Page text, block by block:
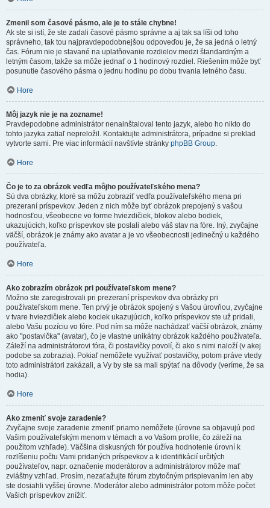
Zmenil som časové pásmo, ale je to stále chybne!
Ak ste si istí, že ste zadali časové pásmo správne a aj tak sa líši od toho
správneho, tak tou najpravdepodobnejšou odpoveďou je, že sa jedná o letný
čas. Fórum nie je stavané na uplatňovanie rozdielov medzi štandardným a
letným časom, takže sa môže jednať o 1 hodinový rozdiel. Riešením môže byť
posunutie časového pásma o jednu hodinu po dobu trvania letného času.
Hore
Môj jazyk nie je na zozname!
Pravdepodobne administrátor nenainštaloval tento jazyk, alebo ho nikto do
tohto jazyka zatiaľ nepreložil. Kontaktujte administrátora, prípadne si preklad
vytvorte sami. Pre viac informácií navštívte stránky phpBB Group.
Hore
Čo je to za obrázok vedľa môjho používateľského mena?
Sú dva obrázky, ktoré sa môžu zobraziť vedľa používateľského mena pri
prezeraní príspevkov. Jeden z nich môže byť obrázok prepojený s vašou
hodnosťou, všeobecne vo forme hviezdičiek, blokov alebo bodiek,
ukazujúcich, koľko príspevkov ste poslali alebo váš stav na fóre. Iný, zvyčajne
väčší, obrázok je známy ako avatar a je vo všeobecnosti jedinečný u každého
používateľa.
Hore
Ako zobrazím obrázok pri používateľskom mene?
Možno ste zaregistrovali pri prezeraní príspevkov dva obrázky pri
používateľskom mene. Ten prvý je obrázok spojený s Vašou úrovňou, zvyčajne
v tvare hviezdičiek alebo kociek ukazujúcich, koľko príspevkov ste už pridali,
alebo Vašu pozíciu vo fóre. Pod ním sa môže nachádzať väčší obrázok, známy
ako "postavička" (avatar), čo je vlastne unikátny obrázok každého používateľa.
Záleží na administrátorovi fóra, či postavičky povolí, či ako s nimi naloží (v akej
podobe sa zobrazia). Pokiaľ nemôžete využívať postavičky, potom práve vtedy
toto administrátori zakázali, a Vy by ste sa mali spýtať na dôvody (veríme, že sa
hodia).
Hore
Ako zmeniť svoje zaradenie?
Zvyčajne svoje zaradenie zmeniť priamo nemôžete (úrovne sa objavujú pod
Vašim používateľským menom v témach a vo Vašom profile, čo záleží na
použitom vzhľade). Väčšina diskusných fór používa hodnotenie úrovní k
rozlíšeniu počtu Vami pridaných príspevkov a k identifikácií určitých
používateľov, napr. označenie moderátorov a administrátorov môže mať
zvláštny vzhľad. Prosím, nezaťažujte fórum zbytočným prispievaním len aby
ste dosiahli vyššej úrovne. Moderátor alebo administrátor potom môže počet
Vašich príspevkov znížiť.